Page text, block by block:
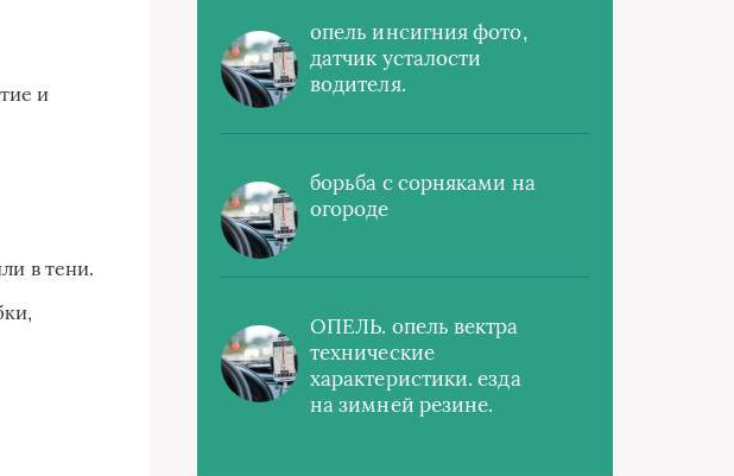
и
в тени.
опель инсигния фото,
датчик усталости
водителя.
борьба с сорняками на
огороде
ОПЕЛЬ. опель вектра
технические
характеристики. езда
на зимней резине.